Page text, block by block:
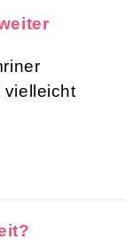
vielleicht